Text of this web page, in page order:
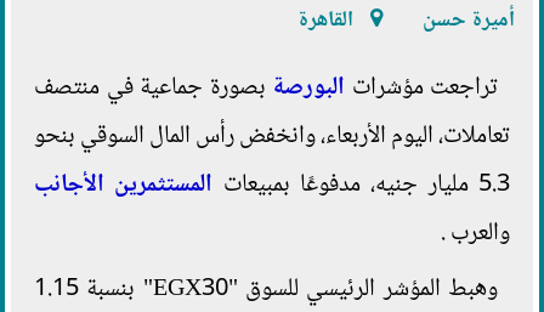
أميرة حسن القاهرة
تراجعت مؤشرات البورصة بصورة جماعية في منتصف
تعاملات، اليوم الأربعاء، وانخفض رأس المال السوقي بنحو
5.3 مليار جنيه، مدفوعًا بمبيعات
المستثمرين الأجانب
والعرب .
وهبط المؤشر الرئيسي للسوق "EGX30" بنسبة 1.15